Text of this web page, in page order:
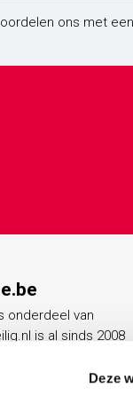
Deze
ons met een
onderdeel van
is al sinds 2008